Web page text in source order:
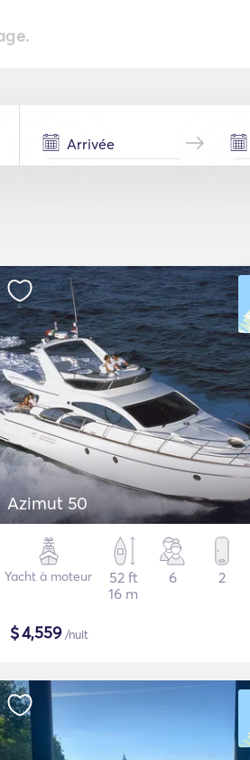
Azimut 50
Yacht à moteur
52 ft
16 m
6 2
$4,559/nuit